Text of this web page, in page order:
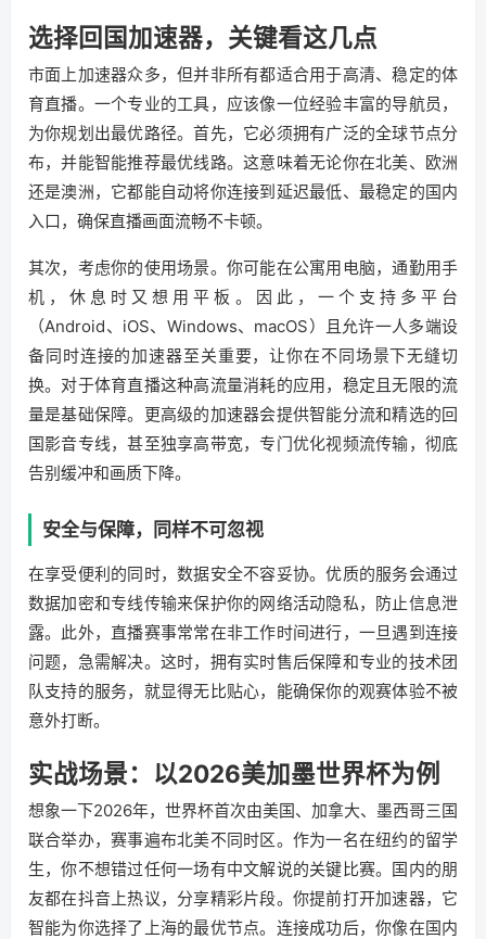
选择回国加速器，关键看这几点
市面上加速器众多，但并非所有都适合用于高清、稳定的体
育直播。一个专业的工具，应该像一位经验丰富的导航员，
为你规划出最优路径。首先，它必须拥有广泛的全球节点分
布，并能智能推荐最优线路。这意味着无论你在北美、欧洲
还是澳洲，它都能自动将你连接到延迟最低、最稳定的国内
入口，确保直播画面流畅不卡顿。
其次，考虑你的使用场景。你可能在公寓用电脑，通勤用手
机，休息时又想用平板。因此，一个支持多平台
（Android、iOS、Windows、macOS）且允许一人多端设
备同时连接的加速器至关重要，让你在不同场景下无缝切
换。对于体育直播这种高流量消耗的应用，稳定且无限的流
量是基础保障。更高级的加速器会提供智能分流和精选的回
国影音专线，甚至独享高带宽，专门优化视频流传输，彻底
告别缓冲和画质下降。
安全与保障，同样不可忽视
在享受便利的同时，数据安全不容妥协。优质的服务会通过
数据加密和专线传输来保护你的网络活动隐私，防止信息泄
露。此外，直播赛事常常在非工作时间进行，一旦遇到连接
问题，急需解决。这时，拥有实时售后保障和专业的技术团
队支持的服务，就显得无比贴心，能确保你的观赛体验不被
意外打断。
实战场景：以2026美加墨世界杯为例
想象一下2026年，世界杯首次由美国、加拿大、墨西哥三国
联合举办，赛事遍布北美不同时区。作为一名在纽约的留学
生，你不想错过任何一场有中文解说的关键比赛。国内的朋
友都在抖音上热议，分享精彩片段。你提前打开加速器，它
智能为你选择了上海的最优节点。连接成功后，你像在国内